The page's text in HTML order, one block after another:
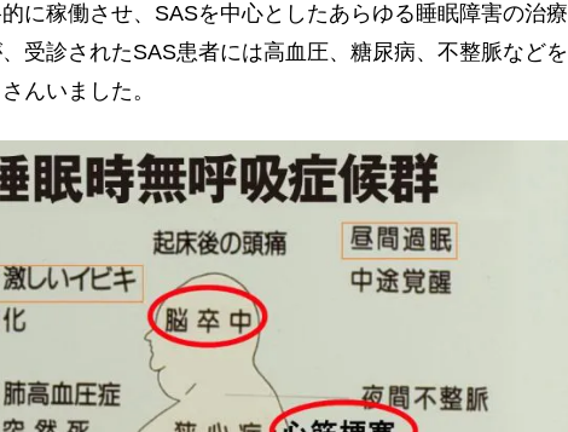
に稼働させ、SASを中心としたあらゆる睡眠障害の治療
受診されたSAS患者には高血圧、糖尿病、不整脈などを
んいました。